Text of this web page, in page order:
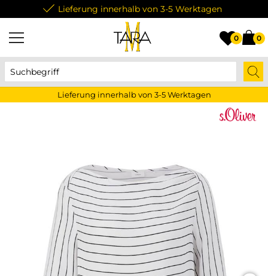
Lieferung innerhalb von 3-5 Werktagen
0 0
Lieferung innerhalb von 3-5 Werktagen